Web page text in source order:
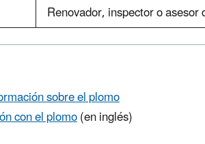
Renovador, inspector o
sobre el plomo
con el plomo(en inglés)